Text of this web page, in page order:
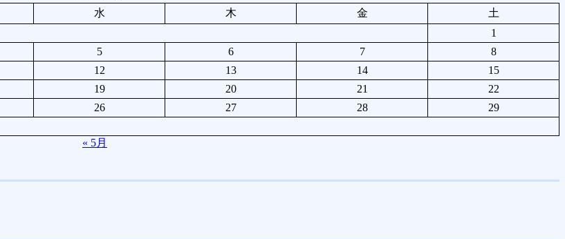
水 木 金
土
1
5 6 7
8
12 13 14
15
19 20 21
22
26 27 28
29
« 5月